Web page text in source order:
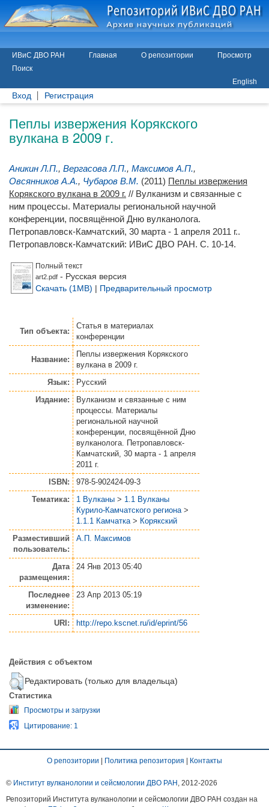
ИВиС ДВО РАН Главная О репозитории
Просмотр
Поиск
English
Вход Регистрация
Пеплы извержения Корякского
вулкана в 2009 г.
Аникин Л.П., Вергасова Л.П., Максимов А.П.,
Овсянников А.А., Чубаров В.М. (2011) Пеплы извержения
Корякского вулкана в 2009 г. // Вулканизм и связанные с
ним процессы. Материалы региональной научной
конференции, посвящённой Дню вулканолога.
Петропавловск-Камчатский, 30 марта - 1 апреля 2011 г..
Петропавловск-Камчатский: ИВиС ДВО РАН. С. 10-14.
Полный текст
art2.pdf - Русская версия
Скачать (1MB) | Предварительный просмотр
Тип объекта:
Статья в материалах
конференции
Название:
Пеплы извержения Корякского
вулкана в 2009 г.
Язык:
Русский
Издание:
Вулканизм и связанные с ним
процессы. Материалы
региональной научной
конференции, посвящённой Дню
вулканолога. Петропавловск-
Камчатский, 30 марта - 1 апреля
2011 г.
ISBN:
978-5-902424-09-3
Тематика:
1 Вулканы > 1.1 Вулканы
Курило-Камчатского региона >
1.1.1 Камчатка > Корякский
Разместивший
пользователь:
А.П. Максимов
Дата
размещения:
24 Янв 2013 05:40
Последнее
изменение:
23 Апр 2013 05:19
URI: http://repo.kscnet.ru/id/eprint/56
Действия с объектом
Редактировать (только для владельца)
Статистика
Просмотры и загрузки
Цитирование: 1
О репозитории | Политика репозитория | Контакты
© Институт вулканологии и сейсмологии ДВО РАН , 2012-2026
Репозиторий Института вулканологии и сейсмологии ДВО РАН создан на